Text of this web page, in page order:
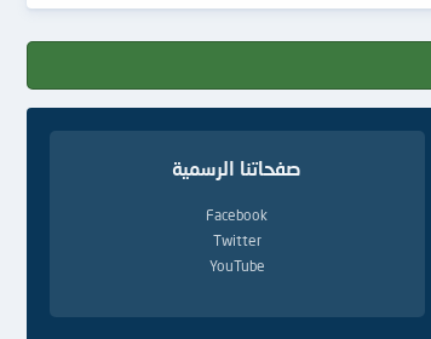
صفحاتنا الرسمية
Facebook
Twitter
YouTube